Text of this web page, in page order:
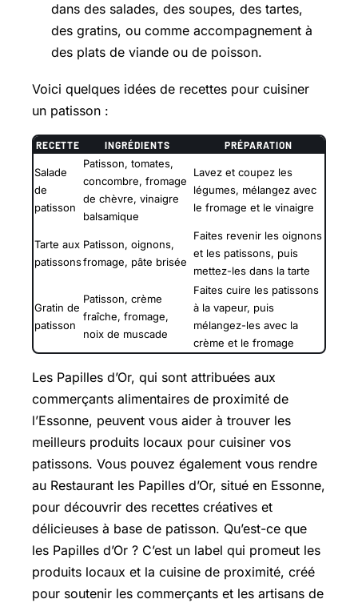
dans des salades, des soupes, des tartes,
des gratins, ou comme accompagnement à
des plats de viande ou de poisson.
Voici quelques idées de recettes pour cuisiner
un patisson :
RECETTE INGRÉDIENTS PRÉPARATION
Salade
de
patisson
Patisson, tomates,
concombre, fromage
de chèvre, vinaigre
balsamique
Lavez et coupez les
légumes, mélangez avec
le fromage et le vinaigre
Tarte aux
patissons
Patisson, oignons,
fromage, pâte brisée
Faites revenir les oignons
et les patissons, puis
mettez-les dans la tarte
Gratin de
patisson
Patisson, crème
fraîche, fromage,
noix de muscade
Faites cuire les patissons
à la vapeur, puis
mélangez-les avec la
crème et le fromage
Les Papilles d’Or, qui sont attribuées aux
commerçants alimentaires de proximité de
l’Essonne, peuvent vous aider à trouver les
meilleurs produits locaux pour cuisiner vos
patissons. Vous pouvez également vous rendre
au Restaurant les Papilles d’Or, situé en Essonne,
pour découvrir des recettes créatives et
délicieuses à base de patisson. Qu’est-ce que
les Papilles d’Or ? C’est un label qui promeut les
produits locaux et la cuisine de proximité, créé
pour soutenir les commerçants et les artisans de